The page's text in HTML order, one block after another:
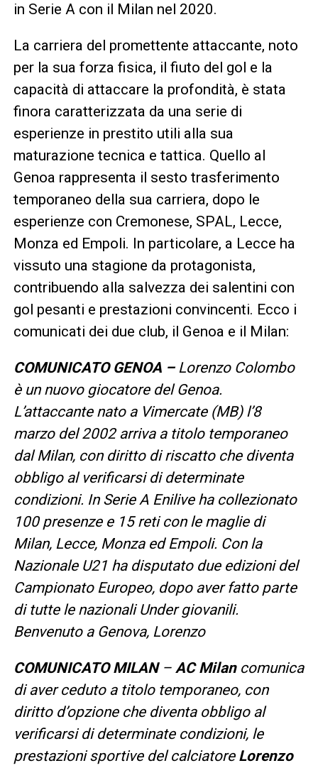
in Serie A con il Milan nel 2020.
La carriera del promettente attaccante, noto
per la sua forza fisica, il fiuto del gol e la
capacità di attaccare la profondità, è stata
finora caratterizzata da una serie di
esperienze in prestito utili alla sua
maturazione tecnica e tattica. Quello al
Genoa rappresenta il sesto trasferimento
temporaneo della sua carriera, dopo le
esperienze con Cremonese, SPAL, Lecce,
Monza ed Empoli. In particolare, a Lecce ha
vissuto una stagione da protagonista,
contribuendo alla salvezza dei salentini con
gol pesanti e prestazioni convincenti. Ecco i
comunicati dei due club, il Genoa e il Milan:
COMUNICATO GENOA –Lorenzo Colombo
è un nuovo giocatore del Genoa.
L’attaccante nato a Vimercate (MB) l’8
marzo del 2002 arriva a titolo temporaneo
dal Milan, con diritto di riscatto che diventa
obbligo al verificarsi di determinate
condizioni. In Serie A Enilive ha collezionato
100 presenze e 15 reti con le maglie di
Milan, Lecce, Monza ed Empoli. Con la
Nazionale U21 ha disputato due edizioni del
Campionato Europeo, dopo aver fatto parte
di tutte le nazionali Under giovanili.
Benvenuto a Genova, Lorenzo
COMUNICATO MILAN– AC Milancomunica
di aver ceduto a titolo temporaneo, con
diritto d’opzione che diventa obbligo al
verificarsi di determinate condizioni, le
prestazioni sportive del calciatore Lorenzo